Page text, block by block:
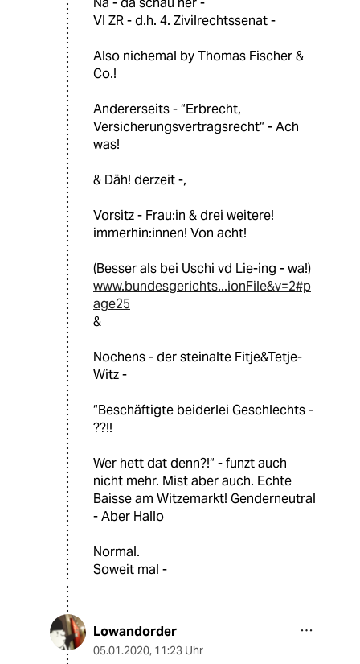
VI ZR - d.h. 4. Zivilrechtssenat -
Also nichemal by Thomas Fischer &
Co.!
Andererseits - “Erbrecht,
Versicherungsvertragsrecht“ - Ach
was!
& Däh! derzeit -,
Vorsitz - Frau:in & drei weitere!
immerhin:innen! Von acht!
(Besser als bei Uschi vd Lie-ing - wa!)
www.bundesgerichts...ionFile&v=2#p
age25
&
Nochens - der steinalte Fitje&Tetje-
Witz -
“Beschäftigte beiderlei Geschlechts -
??!!
Wer hett dat denn?!“ - funzt auch
nicht mehr. Mist aber auch. Echte
Baisse am Witzemarkt! Genderneutral
- Aber Hallo
Normal.
Soweit mal -
Lowandorder
05.01.2020, 11:23 Uhr